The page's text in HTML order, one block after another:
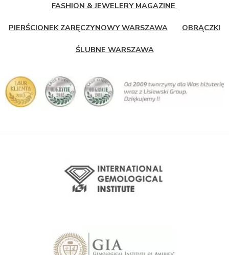
FASHION & JEWELERY MAGAZINE
PIERŚCIONEK ZARĘCZYNOWY WARSZAWA OBRĄCZKI
ŚLUBNE WARSZAWA